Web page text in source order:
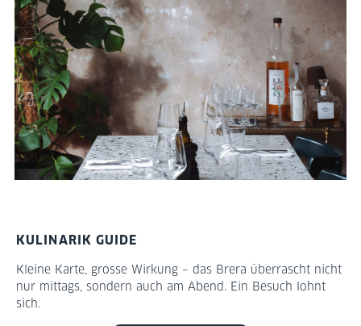
KULINARIK GUIDE
Kleine Karte, grosse Wirkung – das Brera überrascht nicht
nur mittags, sondern auch am Abend. Ein Besuch lohnt
sich.